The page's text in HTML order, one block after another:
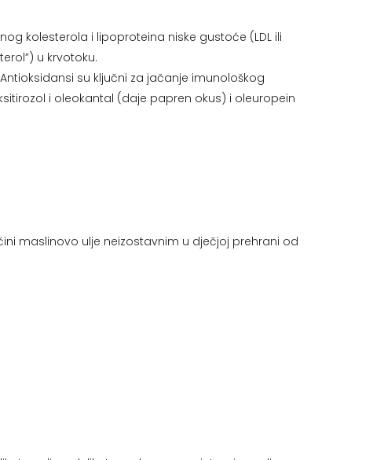
kolesterola i lipoproteina niske gustoće (LDL ili
u krvotoku.
su ključni za jačanje imunološkog
i oleokantal (daje papren okus) i oleuropein
maslinovo ulje neizostavnim u dječjoj prehrani od